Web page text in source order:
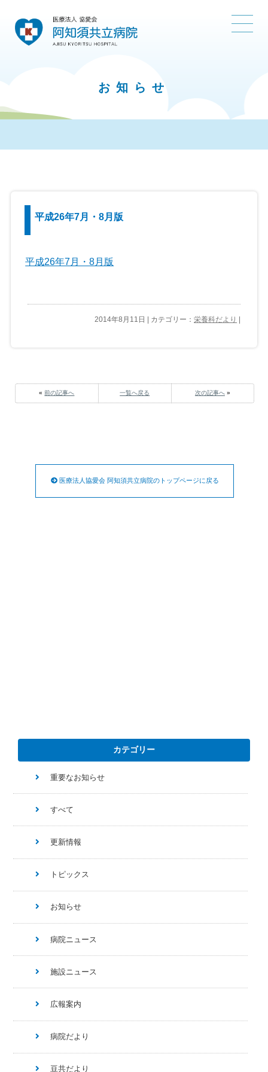
お知らせ
平成26年7月・8月版
平成26年7月・8月版
2014年8月11日 | カテゴリー：栄養科だより
«前の記事へ 一覧へ戻る 次の記事へ»
医療法人協愛会 阿知須共立病院のトップページに戻る
カテゴリー
重要なお知らせ
すべて
更新情報
トピックス
お知らせ
病院ニュース
施設ニュース
広報案内
病院だより
豆共だより